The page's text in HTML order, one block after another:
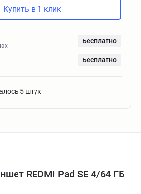
Купить в 1 клик
Бесплатно
Бесплатно
5 штук
REDMI Pad SE 4/64 ГБ